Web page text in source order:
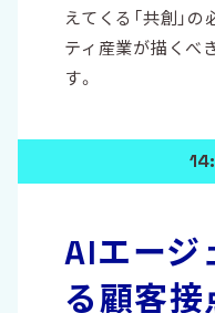
えてくる「共創」
ティ産業が描くべ
す。
AIエージ
る顧客